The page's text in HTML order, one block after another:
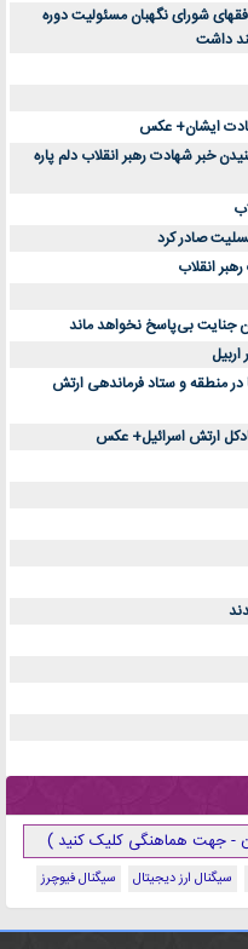
شورای نگهبان مسئولیت دوره
داشت
ایشان+ عکس
خبر شهادت رهبر انقلاب دلم پاره
صادر کرد
انقلاب
جنایت بی‌پاسخ نخواهد ماند
اربیل
آمریکا در منطقه و ستاد فرماندهی ارتش
ارتش اسرائیل+ عکس
سیگنال ارز دیجیتال سیگنال فیوچرز